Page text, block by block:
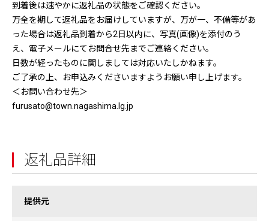
到着後は速やかに返礼品の状態をご確認ください。
万全を期して返礼品をお届けしていますが、万が一、不備等があ
った場合は返礼品到着から2日以内に、写真(画像)を添付のう
え、電子メールにてお問合せ先までご連絡ください。
日数が経ったものに関しましては対応いたしかねます。
ご了承の上、お申込みくださいますようお願い申し上げます。
＜お問い合わせ先＞
furusato@town.nagashima.lg.jp
返礼品詳細
提供元